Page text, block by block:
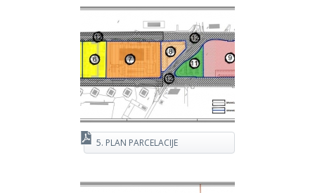
5. PLAN PARCELACIJE